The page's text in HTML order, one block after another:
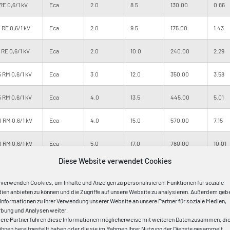
Diese Website verwendet Cookies
Cookies, um Inhalte und Anzeigen zu personalisieren, Funktionen für soziale
anbieten zu können und die Zugriffe auf unsere Website zu analysieren. Außerdem
zu Ihrer Verwendung unserer Website an unsere Partner für soziale Medien,
und Analysen weiter.
Partner führen diese Informationen möglicherweise mit weiteren Daten zusammen,
bereitgestellt haben oder die sie im Rahmen Ihrer Nutzung der Dienste gesammelt
0,6/1 kV Eca 2.0 8.5 130.00 0.86
RE 0,6/1 kV Eca 2.0 9.5 175.00 1.43
RE 0,6/1 kV Eca 2.0 10.0 240.00 2.29
RM 0,6/1 kV Eca 3.0 12.0 350.00 3.58
RM 0,6/1 kV Eca 4.0 13.5 445.00 5.01
RM 0,6/1 kV Eca 4.0 15.0 570.00 7.15
RM 0,6/1 kV Eca 5.0 17.0 780.00 10.01
0,6/1 kV 6.0 18.5 1040.00
RM 0,6/1 kV 6.0 20.0 1280.00
RM 0,6/1 kV Eca